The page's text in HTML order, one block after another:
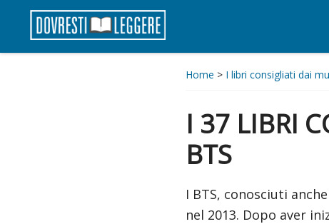
Passa
navigazione
Passa
contenuto
Passa
piè
Home > I libri consigliati dai
I 37 LIBRI
BTS
I BTS, conosciuti
nel 2013. Dopo aver